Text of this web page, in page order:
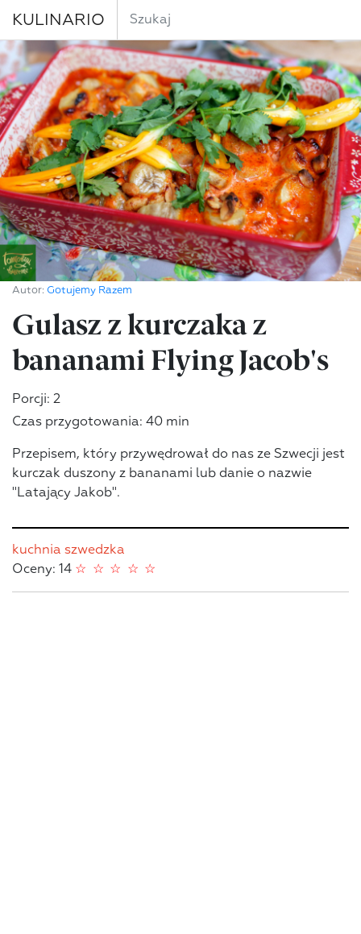
KULINARIO
Autor: Gotujemy Razem
Gulasz z kurczaka z
bananami Flying Jacob's
Porcji: 2
Czas przygotowania: 40 min
Przepisem, który przywędrował do nas ze Szwecji jest
kurczak duszony z bananami lub danie o nazwie
"Latający Jakob".
kuchnia szwedzka
Oceny: 14
☆
☆
☆
☆
☆